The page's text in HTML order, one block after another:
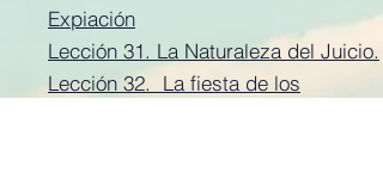
Expiación
​Lección 31. La Naturaleza del Juicio.
Lección 32. La fiesta de los